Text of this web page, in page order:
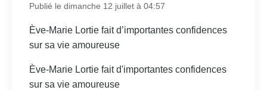
Publié le dimanche 12 juillet à 04:57
Ève-Marie Lortie fait d’importantes confidences
sur sa vie amoureuse
Ève-Marie Lortie fait d'importantes confidences
sur sa vie amoureuse